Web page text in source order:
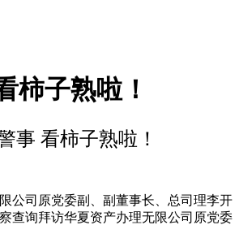
柿子熟啦！
事 看柿子熟啦！
司原党委副、副董事长、总司理李开
查询拜访华夏资产办理无限公司原党委